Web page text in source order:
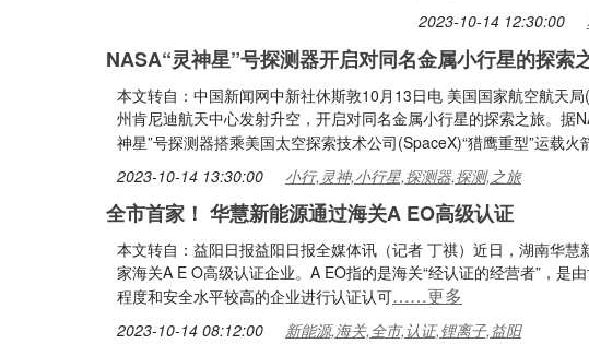
2023-10-14 12:30:00
NASA“灵神星”号探测器开启对同名金属小行星的探索
本文转自：中国新闻网中新社休斯敦10月13日电 美国国家航空航天
州肯尼迪航天中心发射升空，开启对同名金属小行星的探索之旅。据
神星”号探测器搭乘美国太空探索技术公司(SpaceX)“猎鹰重型”运载火
2023-10-14 13:30:00 小行,灵神,小行星,探测器,探测,之旅
全市首家！ 华慧新能源通过海关A EO高级认证
本文转自：益阳日报益阳日报全媒体讯（记者 丁祺）近日，湖南华
家海关A E O高级认证企业。A EO指的是海关“经认证的经营者”，是
程度和安全水平较高的企业进行认证认可……更多
2023-10-14 08:12:00 新能源,海关,全市,认证,锂离子,益阳